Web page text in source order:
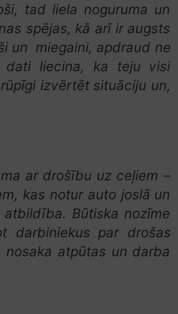
tad liela noguruma un
spējas, kā arī ir augsts
un miegaini, apdraud ne
dati liecina, ka teju visi
izvērtēt situāciju un,
ar drošību uz ceļiem –
kas notur auto joslā un
Būtiska nozīme
darbiniekus par drošas
atpūtas un darba